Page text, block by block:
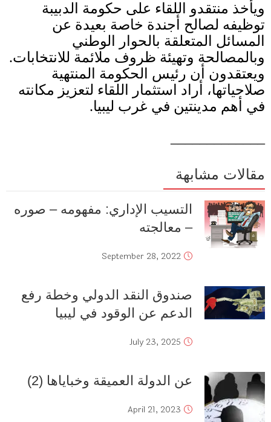
ويأخذ منتقدو اللقاء على حكومة الدبيبة
توظيفه لصالح أجندة خاصة بعيدة عن
المسائل المتعلقة بالحوار الوطني
وبالمصالحة وتهيئة ظروف ملائمة للانتخابات.
ويعتقدون أن رئيس الحكومة المنتهية
صلاحياتها، أراد استثمار اللقاء لتعزيز مكانته
في أهم مدينتين في غرب ليبيا.
مقالات مشابهة
التسيب الإداري: مفهومه – صوره
– معالجته
September 28, 2022
صندوق النقد الدولي وخطة رفع
الدعم عن الوقود في ليبيا
July 23, 2025
عن الدولة العميقة وخباياها (2)
April 21, 2023